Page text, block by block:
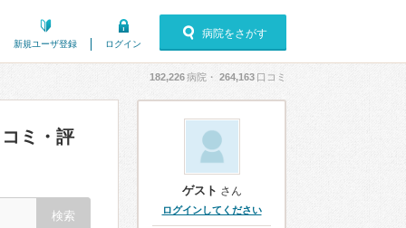
新規ユーザ登録 ログイン
病院をさがす
182,226病院・ 264,163 口コミ
ミ・評
ゲスト さん
ログインしてください